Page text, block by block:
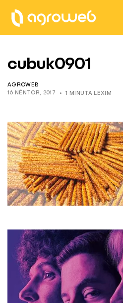
cubuk0901
AGROWEB
16 NËNTOR, 2017
1 MINUTA LEXIM